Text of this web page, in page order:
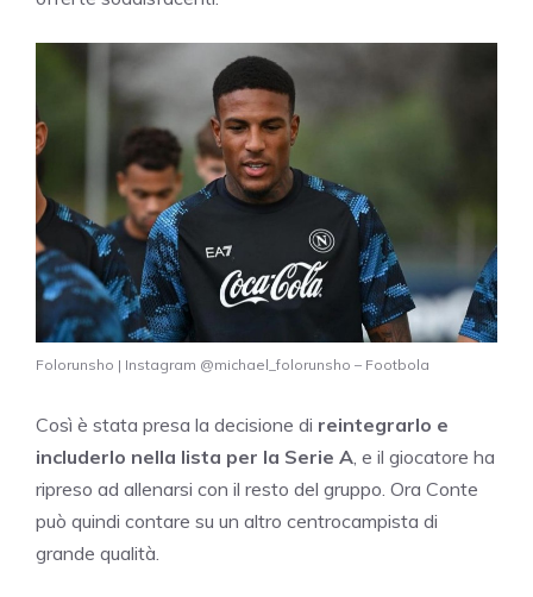
Folorunsho | Instagram @michael_folorunsho – Footbola
Così è stata presa la decisione di reintegrarlo e
includerlo nella lista per la Serie A, e il giocatore ha
ripreso ad allenarsi con il resto del gruppo. Ora Conte
può quindi contare su un altro centrocampista di
grande qualità.